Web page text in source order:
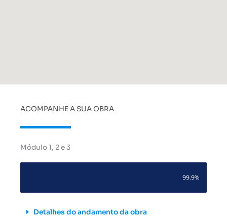
ACOMPANHE A SUA OBRA
Módulo 1, 2 e 3
99.9%
Detalhes do andamento da obra